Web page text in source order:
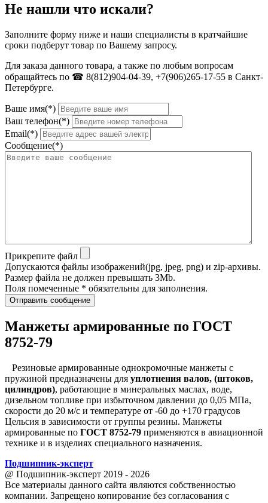
Не нашли что искали?
Заполните форму ниже и наши специалисты в кратчайшие
сроки подберут товар по Вашему запросу.
Для заказа данного товара, а также по любым вопросам
обращайтесь по ☎ 8(812)904-04-39, +7(906)265-17-55 в Санкт-
Петербурге.
Ваше имя(*)
Ваш телефон(*)
Email(*)
Сообщение(*)
Прикрепите файл
Допускаются файлы изображений(jpg, jpeg, png) и zip-архивы.
Размер файла не должен превышать 3Mb.
Поля помеченные * обязательны для заполнения.
Отправить сообщение
Манжеты армированные по ГОСТ
8752-79
Резиновые армированные однокромочные манжеты с
пружиной предназначены для уплотнения валов, (штоков,
цилиндров), работающие в минеральных маслах, воде,
дизельном топливе при избыточном давлении до 0,05 МПа,
скорости до 20 м/с и температуре от -60 до +170 градусов
Цельсия в зависимости от группы резины. Манжеты
армированные по ГОСТ 8752-79 применяются в авиационной
технике и в изделиях специального назначения.
Подшипник-эксперт
@ Подшипник-эксперт 2019 - 2026
Все материалы данного сайта являются собственностью
компании. Запрещено копирование без согласования с